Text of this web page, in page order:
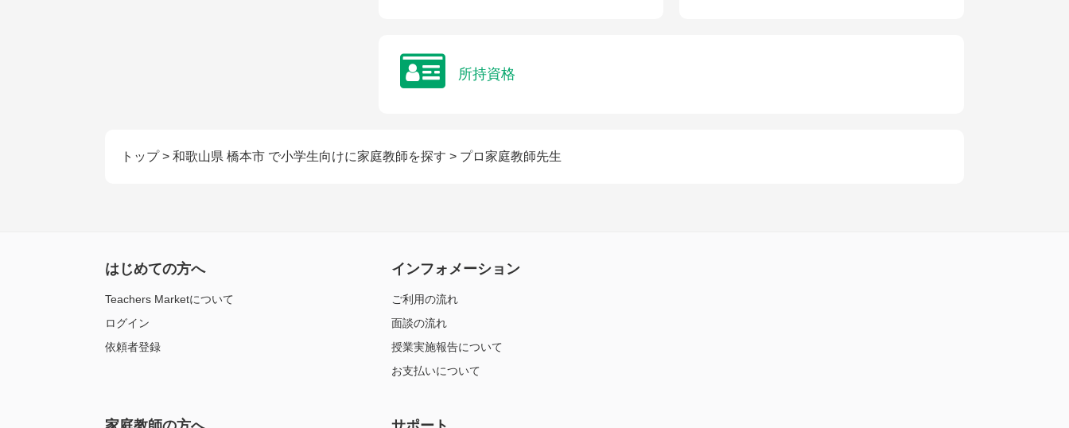
所持資格
トップ> 和歌山県 橋本市 で小学生向けに家庭教師を探す > プロ家庭教師先生
はじめての方へ
Teachers Marketについて
ログイン
依頼者登録
インフォメーション
ご利用の流れ
面談の流れ
授業実施報告について
お支払いについて